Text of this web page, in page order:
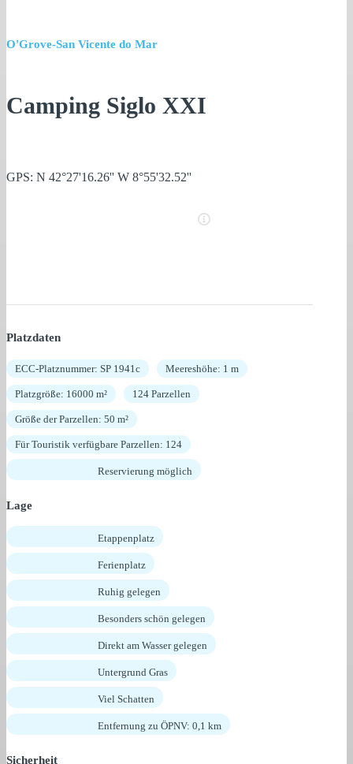
O'Grove-San Vicente do Mar
Camping Siglo XXI
GPS: N 42°27'16.26'' W 8°55'32.52''
Platzdaten
ECC-Platznummer: SP 1941c Meereshöhe: 1 m
Platzgröße: 16000 m² 124 Parzellen
Größe der Parzellen: 50 m²
Für Touristik verfügbare Parzellen: 124
Reservierung möglich
Lage
Etappenplatz
Ferienplatz
Ruhig gelegen
Besonders schön gelegen
Direkt am Wasser gelegen
Untergrund Gras
Viel Schatten
Entfernung zu ÖPNV: 0,1 km
Sicherheit